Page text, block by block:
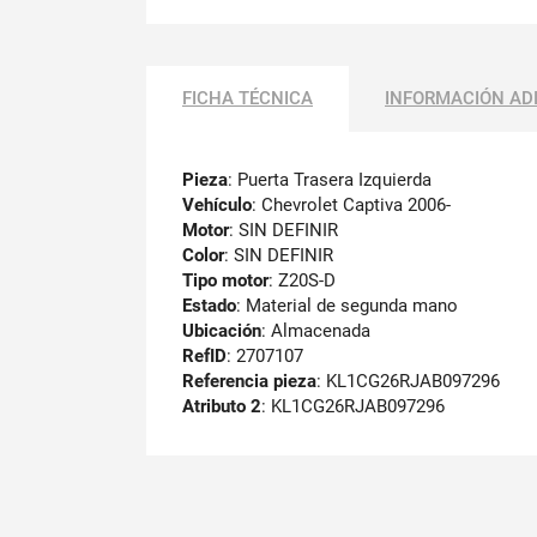
FICHA TÉCNICA INFORMACIÓN
Pieza: Puerta Trasera Izquierda
Vehículo: Chevrolet Captiva 2006-
Motor: SIN DEFINIR
Color: SIN DEFINIR
Tipo motor: Z20S-D
Estado: Material de segunda mano
Ubicación: Almacenada
RefID: 2707107
Referencia pieza: KL1CG26RJAB097296
Atributo 2: KL1CG26RJAB097296